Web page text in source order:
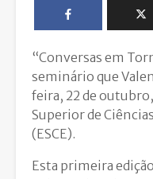
“Conversas em
seminário que
feira, 22 de
Superior de
(ESCE).
Esta primeira